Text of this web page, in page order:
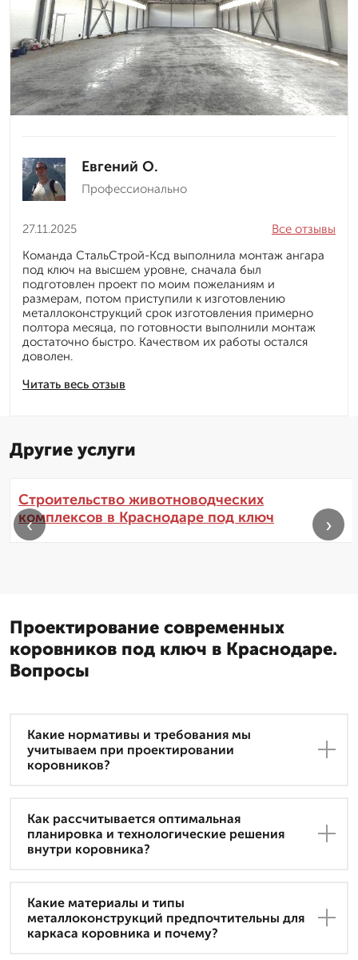
Евгений О.
Профессионально
27.11.2025
Читать весь отзыв
Все отзывы
Команда СтальСтрой-Ксд выполнила монтаж ангара
под ключ на высшем уровне, сначала был
подготовлен проект по моим пожеланиям и
размерам, потом приступили к изготовлению
металлоконструкций срок изготовления примерно
полтора месяца, по готовности выполнили монтаж
достаточно быстро. Качеством их работы остался
доволен.
Другие услуги
Строительство животноводческих
комплексов в Краснодаре под ключ
‹ ›
Проектирование современных
коровников под ключ в Краснодаре.
Вопросы
Какие нормативы и требования мы
учитываем при проектировании
коровников?
Как рассчитывается оптимальная
планировка и технологические решения
внутри коровника?
Какие материалы и типы
металлоконструкций предпочтительны для
каркаса коровника и почему?